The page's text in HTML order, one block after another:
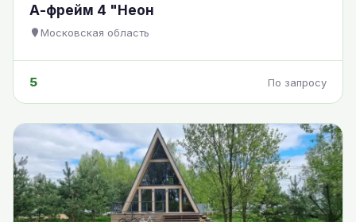
А-фрейм 4 "Неон
Московская область
5 По запросу